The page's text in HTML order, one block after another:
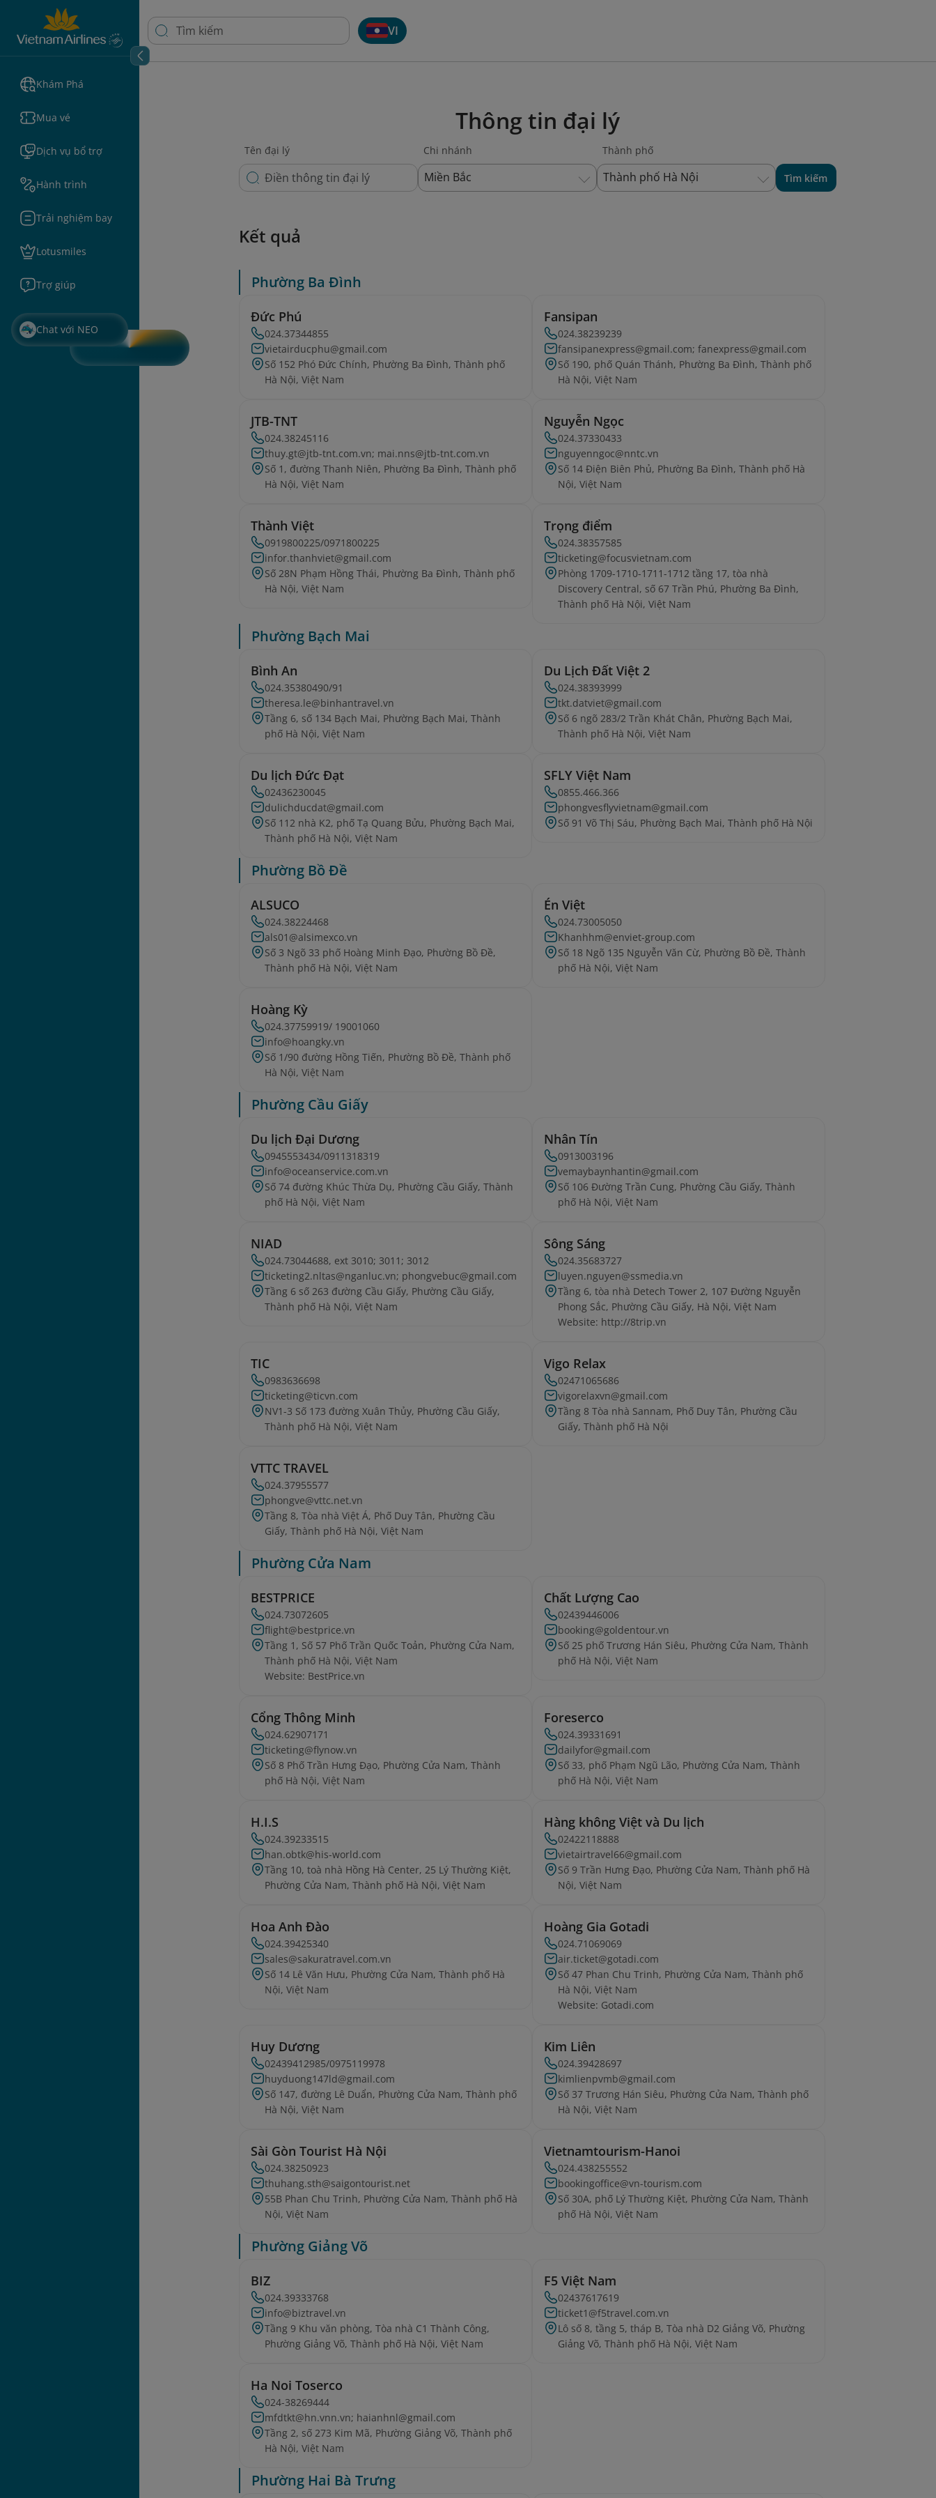
Khám Phá
Mua vé
Dịch vụ bổ trợ
Hành trình
Trải nghiệm bay
Lotusmiles
Trợ giúp
Chat với NEO
VI
Thông tin đại lý
Tên đại lý Chi nhánh
Miền Bắc
Thành phố
Thành phố Hà Nội Tìm kiếm
Kết quả
Phường Ba Đình
Đức Phú
024.37344855
vietairducphu@gmail.com
Số 152 Phó Đức Chính, Phường Ba Đình, Thành phố
Hà Nội, Việt Nam
Fansipan
024.38239239
fansipanexpress@gmail.com; fanexpress@gmail.com
Số 190, phố Quán Thánh, Phường Ba Đình, Thành phố
Hà Nội, Việt Nam
JTB-TNT
024.38245116
thuy.gt@jtb-tnt.com.vn; mai.nns@jtb-tnt.com.vn
Số 1, đường Thanh Niên, Phường Ba Đình, Thành phố
Hà Nội, Việt Nam
Nguyễn Ngọc
024.37330433
nguyenngoc@nntc.vn
Số 14 Điện Biên Phủ, Phường Ba Đình, Thành phố Hà
Nội, Việt Nam
Thành Việt
0919800225/0971800225
infor.thanhviet@gmail.com
Số 28N Phạm Hồng Thái, Phường Ba Đình, Thành phố
Hà Nội, Việt Nam
Trọng điểm
024.38357585
ticketing@focusvietnam.com
Phòng 1709-1710-1711-1712 tầng 17, tòa nhà
Discovery Central, số 67 Trần Phú, Phường Ba Đình,
Thành phố Hà Nội, Việt Nam
Phường Bạch Mai
Bình An
024.35380490/91
theresa.le@binhantravel.vn
Tầng 6, số 134 Bạch Mai, Phường Bạch Mai, Thành
phố Hà Nội, Việt Nam
Du Lịch Đất Việt 2
024.38393999
tkt.datviet@gmail.com
Số 6 ngõ 283/2 Trần Khát Chân, Phường Bạch Mai,
Thành phố Hà Nội, Việt Nam
Du lịch Đức Đạt
02436230045
dulichducdat@gmail.com
Số 112 nhà K2, phố Tạ Quang Bửu, Phường Bạch Mai,
Thành phố Hà Nội, Việt Nam
SFLY Việt Nam
0855.466.366
phongvesflyvietnam@gmail.com
Số 91 Võ Thị Sáu, Phường Bạch Mai, Thành phố Hà Nội
Phường Bồ Đề
ALSUCO
024.38224468
als01@alsimexco.vn
Số 3 Ngõ 33 phố Hoàng Minh Đạo, Phường Bồ Đề,
Thành phố Hà Nội, Việt Nam
Én Việt
024.73005050
Khanhhm@enviet-group.com
Số 18 Ngõ 135 Nguyễn Văn Cừ, Phường Bồ Đề, Thành
phố Hà Nội, Việt Nam
Hoàng Kỳ
024.37759919/ 19001060
info@hoangky.vn
Số 1/90 đường Hồng Tiến, Phường Bồ Đề, Thành phố
Hà Nội, Việt Nam
Phường Cầu Giấy
Du lịch Đại Dương
0945553434/0911318319
info@oceanservice.com.vn
Số 74 đường Khúc Thừa Dụ, Phường Cầu Giấy, Thành
phố Hà Nội, Việt Nam
Nhân Tín
0913003196
vemaybaynhantin@gmail.com
Số 106 Đường Trần Cung, Phường Cầu Giấy, Thành
phố Hà Nội, Việt Nam
NIAD
024.73044688, ext 3010; 3011; 3012
ticketing2.nltas@nganluc.vn; phongvebuc@gmail.com
Tầng 6 số 263 đường Cầu Giấy, Phường Cầu Giấy,
Thành phố Hà Nội, Việt Nam
Sông Sáng
024.35683727
luyen.nguyen@ssmedia.vn
Tầng 6, tòa nhà Detech Tower 2, 107 Đường Nguyễn
Phong Sắc, Phường Cầu Giấy, Hà Nội, Việt Nam
Website: http://8trip.vn
TIC
0983636698
ticketing@ticvn.com
NV1-3 Số 173 đường Xuân Thủy, Phường Cầu Giấy,
Thành phố Hà Nội, Việt Nam
Vigo Relax
02471065686
vigorelaxvn@gmail.com
Tầng 8 Tòa nhà Sannam, Phố Duy Tân, Phường Cầu
Giấy, Thành phố Hà Nội
VTTC TRAVEL
024.37955577
phongve@vttc.net.vn
Tầng 8, Tòa nhà Việt Á, Phố Duy Tân, Phường Cầu
Giấy, Thành phố Hà Nội, Việt Nam
Phường Cửa Nam
BESTPRICE
024.73072605
flight@bestprice.vn
Tầng 1, Số 57 Phố Trần Quốc Toản, Phường Cửa Nam,
Thành phố Hà Nội, Việt Nam
Website: BestPrice.vn
Chất Lượng Cao
02439446006
booking@goldentour.vn
Số 25 phố Trương Hán Siêu, Phường Cửa Nam, Thành
phố Hà Nội, Việt Nam
Cổng Thông Minh
024.62907171
ticketing@flynow.vn
Số 8 Phố Trần Hưng Đạo, Phường Cửa Nam, Thành
phố Hà Nội, Việt Nam
Foreserco
024.39331691
dailyfor@gmail.com
Số 33, phố Phạm Ngũ Lão, Phường Cửa Nam, Thành
phố Hà Nội, Việt Nam
H.I.S
024.39233515
han.obtk@his-world.com
Tầng 10, toà nhà Hồng Hà Center, 25 Lý Thường Kiệt,
Phường Cửa Nam, Thành phố Hà Nội, Việt Nam
Hàng không Việt và Du lịch
02422118888
vietairtravel66@gmail.com
Số 9 Trần Hưng Đạo, Phường Cửa Nam, Thành phố Hà
Nội, Việt Nam
Hoa Anh Đào
024.39425340
sales@sakuratravel.com.vn
Số 14 Lê Văn Hưu, Phường Cửa Nam, Thành phố Hà
Nội, Việt Nam
Hoàng Gia Gotadi
024.71069069
air.ticket@gotadi.com
Số 47 Phan Chu Trinh, Phường Cửa Nam, Thành phố
Hà Nội, Việt Nam
Website: Gotadi.com
Huy Dương
02439412985/0975119978
huyduong147ld@gmail.com
Số 147, đường Lê Duẩn, Phường Cửa Nam, Thành phố
Hà Nội, Việt Nam
Kim Liên
024.39428697
kimlienpvmb@gmail.com
Số 37 Trương Hán Siêu, Phường Cửa Nam, Thành phố
Hà Nội, Việt Nam
Sài Gòn Tourist Hà Nội
024.38250923
thuhang.sth@saigontourist.net
55B Phan Chu Trinh, Phường Cửa Nam, Thành phố Hà
Nội, Việt Nam
Vietnamtourism-Hanoi
024.438255552
bookingoffice@vn-tourism.com
Số 30A, phố Lý Thường Kiệt, Phường Cửa Nam, Thành
phố Hà Nội, Việt Nam
Phường Giảng Võ
BIZ
024.39333768
info@biztravel.vn
Tầng 9 Khu văn phòng, Tòa nhà C1 Thành Công,
Phường Giảng Võ, Thành phố Hà Nội, Việt Nam
F5 Việt Nam
02437617619
ticket1@f5travel.com.vn
Lô số 8, tầng 5, tháp B, Tòa nhà D2 Giảng Võ, Phường
Giảng Võ, Thành phố Hà Nội, Việt Nam
Ha Noi Toserco
024-38269444
mfdtkt@hn.vnn.vn; haianhnl@gmail.com
Tầng 2, số 273 Kim Mã, Phường Giảng Võ, Thành phố
Hà Nội, Việt Nam
Phường Hai Bà Trưng